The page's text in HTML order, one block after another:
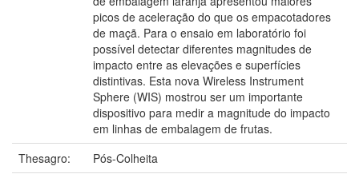
picos de aceleração do que os empacotadores
de maçã. Para o ensaio em laboratório foi
possível detectar diferentes magnitudes de
impacto entre as elevações e superfícies
distintivas. Esta nova Wireless Instrument
Sphere (WIS) mostrou ser um importante
dispositivo para medir a magnitude do impacto
em linhas de embalagem de frutas.
Thesagro:
Pós-Colheita